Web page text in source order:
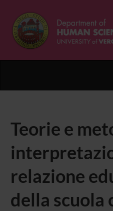
Teorie e
relazione
della scuola